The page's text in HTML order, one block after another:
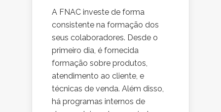
A FNAC investe de forma
consistente na formação dos
seus colaboradores. Desde o
primeiro dia, é fornecida
formação sobre produtos,
atendimento ao cliente, e
técnicas de venda. Além disso,
há programas internos de